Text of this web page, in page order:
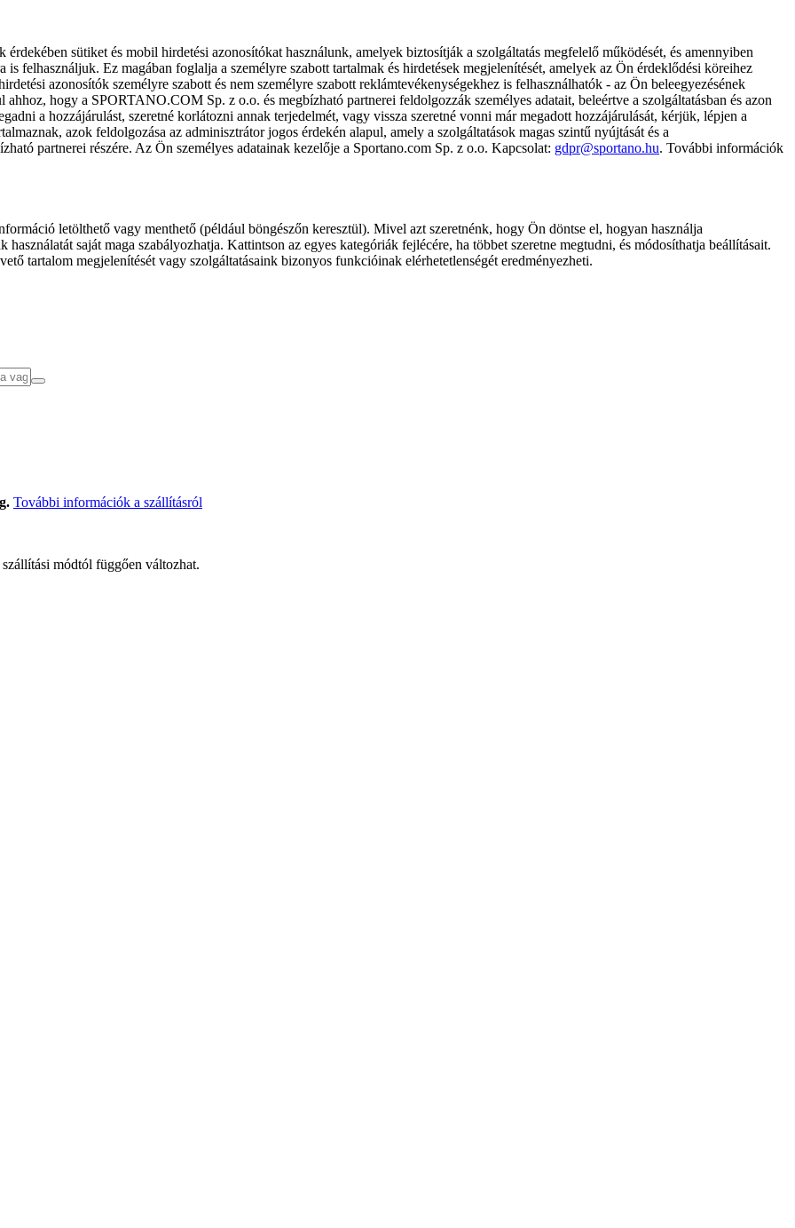
sütiket és mobil hirdetési azonosítókat használunk, amelyek biztosítják a szolgáltatás megfelelő működését, és amennyiben
is felhasználjuk. Ez magában foglalja a személyre szabott tartalmak és hirdetések megjelenítését, amelyek az Ön érdeklődési köreihez
azonosítók személyre szabott és nem személyre szabott reklámtevékenységekhez is felhasználhatók - az Ön beleegyezésének
hogy a SPORTANO.COM Sp. z o.o. és megbízható partnerei feldolgozzák személyes adatait, beleértve a szolgáltatásban és azon
a hozzájárulást, szeretné korlátozni annak terjedelmét, vagy vissza szeretné vonni már megadott hozzájárulását, kérjük, lépjen a
azok feldolgozása az adminisztrátor jogos érdekén alapul, amely a szolgáltatások magas szintű nyújtását és a
partnerei részére. Az Ön személyes adatainak kezelője a Sportano.com Sp. z o.o. Kapcsolat: gdpr@sportano.hu. További információk
letölthető vagy menthető (például böngészőn keresztül). Mivel azt szeretnénk, hogy Ön döntse el, hogyan használja
saját maga szabályozhatja. Kattintson az egyes kategóriák fejlécére, ha többet szeretne megtudni, és módosíthatja beállításait.
tartalom megjelenítését vagy szolgáltatásaink bizonyos funkcióinak elérhetetlenségét eredményezheti.
További információk a szállításról
módtól függően változhat.